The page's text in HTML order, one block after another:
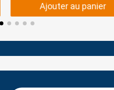
Ajouter au panier